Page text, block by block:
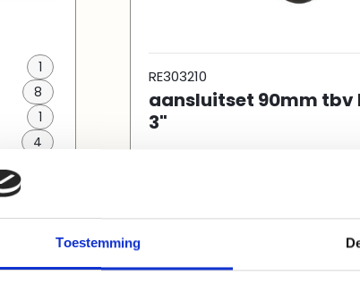
Toestemming
1
8
1
4
RE303210
aansluitset 90mm tbv
3"